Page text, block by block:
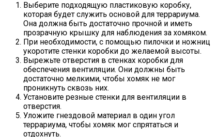
Выберите подходящую пластиковую коробку,
которая будет служить основой для террариума.
Она должна быть достаточно прочной и иметь
прозрачную крышку для наблюдения за хомяком.
При необходимости, с помощью пилочки и ножниц
укоротите стенки коробки до желаемой высоты.
Вырежьте отверстия в стенках коробки для
обеспечения вентиляции. Они должны быть
достаточно мелкими, чтобы хомяк не мог
проникнуть сквозь них.
Установите резные стенки для вентиляции в
отверстия.
Уложите гнездовой материал в один угол
террариума, чтобы хомяк мог спрятаться и
отдохнуть.